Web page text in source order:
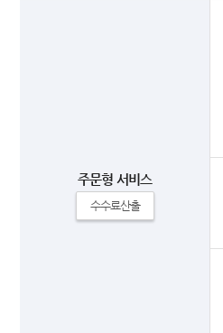
주문형 서비스
수수료산출